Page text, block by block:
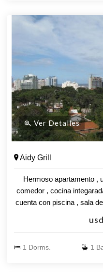
Ver Detalles
Aidy Grill
Hermoso apartamento ,
comedor , cocina
cuenta con piscina , sala
1 Dorms. 1